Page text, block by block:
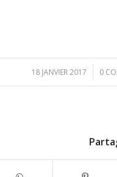
18 JANVIER 2017
/ 0